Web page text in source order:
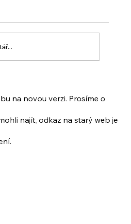
na novou verzi. Prosíme o
najít, odkaz na starý web je